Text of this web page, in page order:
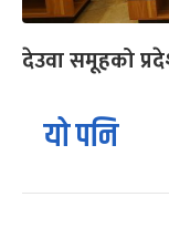
देउवा समूहको
यो पनि